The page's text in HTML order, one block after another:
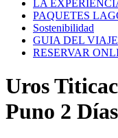
LA
PAQUETES
Sostenibilidad
GUIA DEL
RESERVAR
Uros
Puno 2